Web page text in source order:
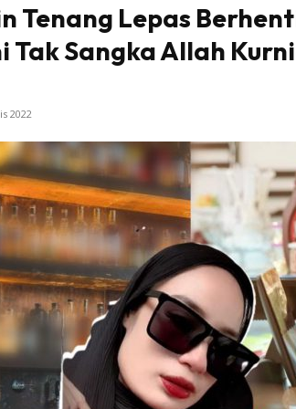
Tampil #1 on top
Tenang Lepas
Tak Sangka Allah
2022